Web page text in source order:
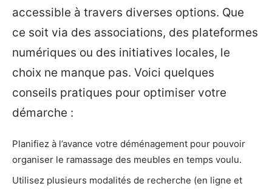
accessible à travers diverses options. Que
ce soit via des associations, des plateformes
numériques ou des initiatives locales, le
choix ne manque pas. Voici quelques
conseils pratiques pour optimiser votre
démarche :
Planifiez à l’avance votre déménagement pour pouvoir
organiser le ramassage des meubles en temps voulu.
Utilisez plusieurs modalités de recherche (en ligne et